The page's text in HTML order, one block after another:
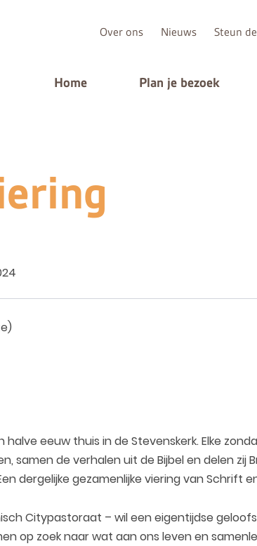
Over ons Nieuws Steun
Home Plan je bezoek
halve eeuw thuis in de Stevenskerk. Elke
samen de verhalen uit de Bijbel en delen zij
dergelijke gezamenlijke viering van Schrift
Citypastoraat – wil een eigentijdse
op zoek naar wat aan ons leven en